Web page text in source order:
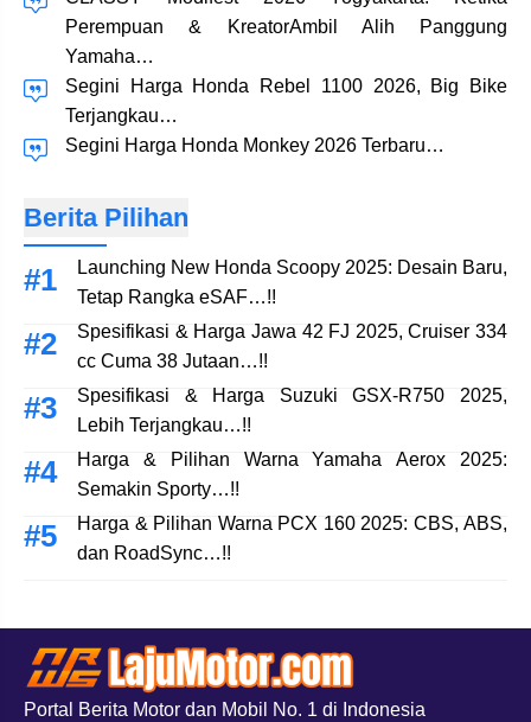
Perempuan & KreatorAmbil Alih Panggung
Yamaha…
Segini Harga Honda Rebel 1100 2026, Big Bike
Terjangkau…
Segini Harga Honda Monkey 2026 Terbaru…
Berita Pilihan
Launching New Honda Scoopy 2025: Desain Baru,
Tetap Rangka eSAF…!!
Spesifikasi & Harga Jawa 42 FJ 2025, Cruiser 334
cc Cuma 38 Jutaan…!!
Spesifikasi & Harga Suzuki GSX-R750 2025,
Lebih Terjangkau…!!
Harga & Pilihan Warna Yamaha Aerox 2025:
Semakin Sporty…!!
Harga & Pilihan Warna PCX 160 2025: CBS, ABS,
dan RoadSync…!!
Portal Berita Motor dan Mobil No. 1 di Indonesia